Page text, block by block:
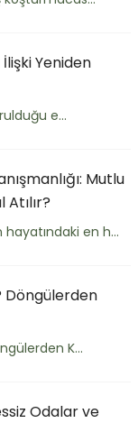
Yeniden
e...
Mutlu
hayatındaki en h...
Döngülerden
K...
Odalar ve